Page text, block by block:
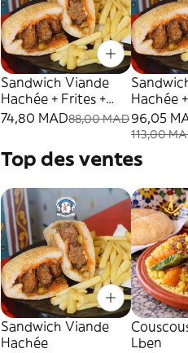
Sandwich Viande
Hachée + Frites +
Boisson au choix
74,80 MAD88,00 MAD
Hachée
Boisson
choix
96,05
113,00
Top des ventes
Sandwich Viande
Hachée
Lben